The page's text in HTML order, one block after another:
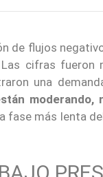
de flujos
cifras fueron
una
moderando,
fase más lenta